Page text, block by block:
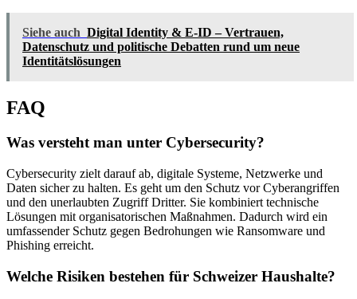
Siehe auch Digital Identity & E-ID – Vertrauen,
Datenschutz und politische Debatten rund um neue
Identitätslösungen
FAQ
Was versteht man unter Cybersecurity?
Cybersecurity zielt darauf ab, digitale Systeme, Netzwerke und
Daten sicher zu halten. Es geht um den Schutz vor Cyberangriffen
und den unerlaubten Zugriff Dritter. Sie kombiniert technische
Lösungen mit organisatorischen Maßnahmen. Dadurch wird ein
umfassender Schutz gegen Bedrohungen wie Ransomware und
Phishing erreicht.
Welche Risiken bestehen für Schweizer Haushalte?